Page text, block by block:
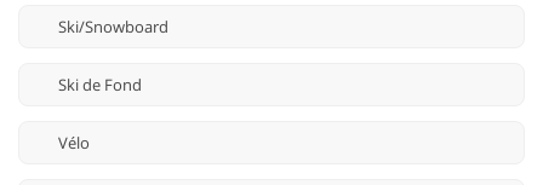
Ski/Snowboard
Ski de Fond
Vélo